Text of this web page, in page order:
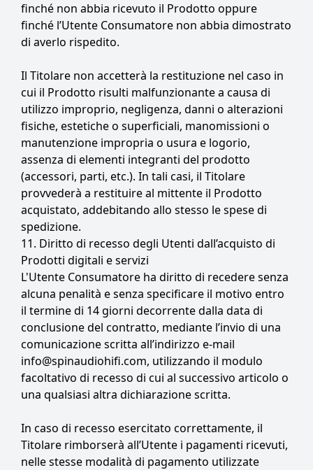
finché non abbia ricevuto il Prodotto oppure
finché l’Utente Consumatore non abbia dimostrato
di averlo rispedito.
Il Titolare non accetterà la restituzione nel caso in
cui il Prodotto risulti malfunzionante a causa di
utilizzo improprio, negligenza, danni o alterazioni
fisiche, estetiche o superficiali, manomissioni o
manutenzione impropria o usura e logorio,
assenza di elementi integranti del prodotto
(accessori, parti, etc.). In tali casi, il Titolare
provvederà a restituire al mittente il Prodotto
acquistato, addebitando allo stesso le spese di
spedizione.
11. Diritto di recesso degli Utenti dall’acquisto di
Prodotti digitali e servizi
L'Utente Consumatore ha diritto di recedere senza
alcuna penalità e senza specificare il motivo entro
il termine di 14 giorni decorrente dalla data di
conclusione del contratto, mediante l’invio di una
comunicazione scritta all’indirizzo e-mail
info@spinaudiohifi.com, utilizzando il modulo
facoltativo di recesso di cui al successivo articolo o
una qualsiasi altra dichiarazione scritta.
In caso di recesso esercitato correttamente, il
Titolare rimborserà all’Utente i pagamenti ricevuti,
nelle stesse modalità di pagamento utilizzate